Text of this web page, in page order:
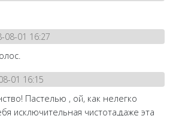
08-01 16:27
01 16:15
Пастелью , ой, как нелегко
исключительная чистота,даже эта